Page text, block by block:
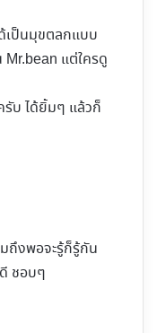
เป็นมุขตลกแบบ
แต่ใครดู
รับ ได้ยิ้มๆ แล้วก็
ถึงพอจะรู้ก็รู้กัน
ชอบๆ